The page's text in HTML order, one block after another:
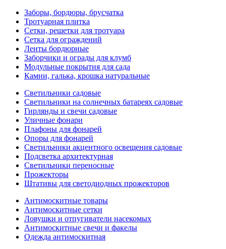
Заборы, бордюры, брусчатка
Тротуарная плитка
Сетки, решетки для тротуара
Сетка для ограждений
Ленты бордюрные
Заборчики и ограды для клумб
Модульные покрытия для сада
Камни, галька, крошка натуральные
Светильники садовые
Светильники на солнечных батареях садовые
Гирлянды и свечи садовые
Уличные фонари
Плафоны для фонарей
Опоры для фонарей
Светильники акцентного освещения садовые
Подсветка архитектурная
Светильники переносные
Прожекторы
Штативы для светодиодных прожекторов
Антимоскитные товары
Антимоскитные сетки
Ловушки и отпугиватели насекомых
Антимоскитные свечи и факелы
Одежда антимоскитная